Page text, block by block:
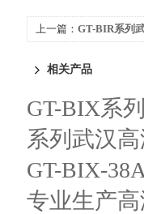
上一篇： GT-BIR系列
相关产品
GT-BIX系
系列武汉
GT-BIX-
专业生产